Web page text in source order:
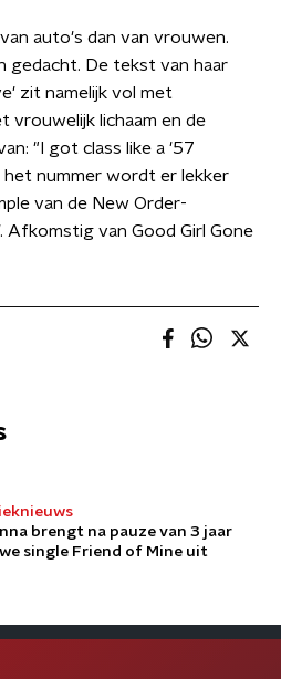
auto's dan van vrouwen.
gedacht. De tekst van haar
zit namelijk vol met
vrouwelijk lichaam en de
"I got class like a '57
het nummer wordt er lekker
van de New Order-
Afkomstig van Good Girl Gone
brengt na pauze van 3 jaar
single Friend of Mine uit